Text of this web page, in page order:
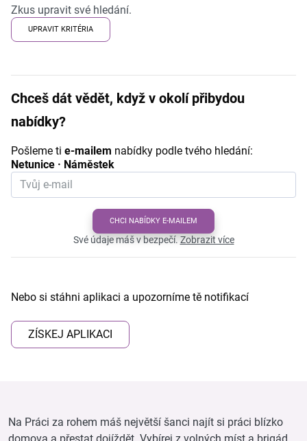
Zkus upravit své hledání.
UPRAVIT KRITÉRIA
Chceš dát vědět, když v okolí přibydou
nabídky?
Pošleme ti e-mailem nabídky podle tvého hledání:
Netunice · Náměstek
CHCI NABÍDKY E-MAILEM
Své údaje máš v bezpečí.Zobrazit více
Nebo si stáhni aplikaci a upozorníme tě notifikací
ZÍSKEJ APLIKACI
Na Práci za rohem máš největší šanci najít si práci blízko
domova a přestat dojíždět. Vybírej z volných míst a brigád